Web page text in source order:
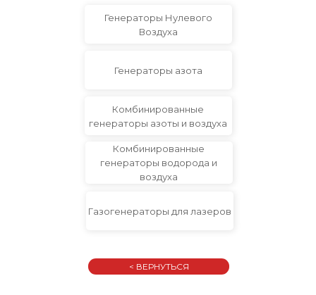
Газогенераторы для лазеров
Комбинированные
генераторы водорода и
воздуха
Комбинированные
генераторы азоты и воздуха
Генераторы азота
Генераторы Нулевого
Воздуха
< ВЕРНУТЬСЯ